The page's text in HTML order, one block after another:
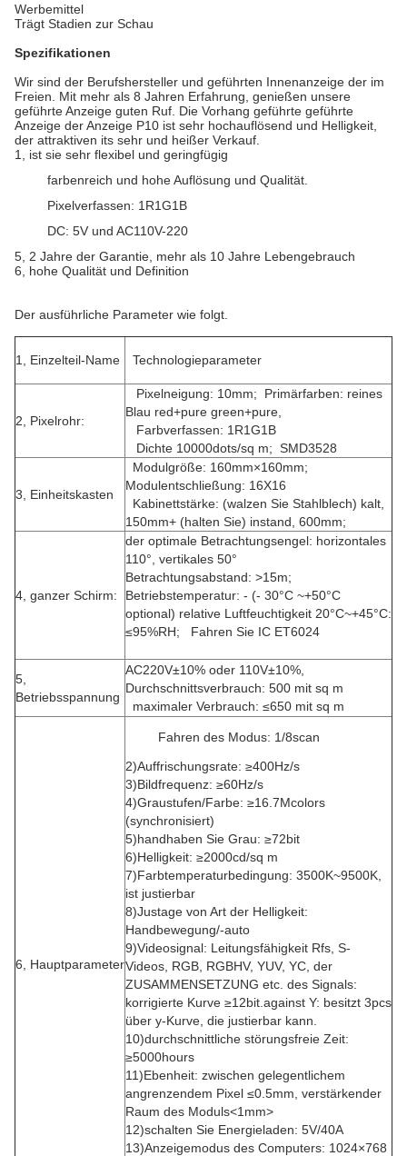
Werbemittel
Trägt Stadien zur Schau
Spezifikationen
Wir sind der Berufshersteller und geführten Innenanzeige der im
Freien. Mit mehr als 8 Jahren Erfahrung, genießen unsere
geführte Anzeige guten Ruf. Die Vorhang geführte geführte
Anzeige der Anzeige P10 ist sehr hochauflösend und Helligkeit,
der attraktiven its sehr und heißer Verkauf.
1, ist sie sehr flexibel und geringfügig
farbenreich und hohe Auflösung und Qualität.
Pixelverfassen: 1R1G1B
DC: 5V und AC110V-220
5, 2 Jahre der Garantie, mehr als 10 Jahre Lebengebrauch
6, hohe Qualität und Definition
Der ausführliche Parameter wie folgt.
1, Einzelteil-Name Technologieparameter
2, Pixelrohr:
Pixelneigung: 10mm; Primärfarben: reines
Blau red+pure green+pure,
Farbverfassen: 1R1G1B
Dichte 10000dots/sq m; SMD3528
3, Einheitskasten
Modulgröße: 160mm×160mm;
Modulentschließung: 16X16
Kabinettstärke: (walzen Sie Stahlblech) kalt,
150mm+ (halten Sie) instand, 600mm;
4, ganzer Schirm:
der optimale Betrachtungsengel: horizontales
110°, vertikales 50°
Betrachtungsabstand: >15m;
Betriebstemperatur: - (- 30°C ~+50°C
optional) relative Luftfeuchtigkeit 20°C~+45°C:
≤95%RH; Fahren Sie IC ET6024
5,
Betriebsspannung
AC220V±10% oder 110V±10%,
Durchschnittsverbrauch: 500 mit sq m
maximaler Verbrauch: ≤650 mit sq m
6, Hauptparameter
Fahren des Modus: 1/8scan
2)Auffrischungsrate: ≥400Hz/s
3)Bildfrequenz: ≥60Hz/s
4)Graustufen/Farbe: ≥16.7Mcolors
(synchronisiert)
5)handhaben Sie Grau: ≥72bit
6)Helligkeit: ≥2000cd/sq m
7)Farbtemperaturbedingung: 3500K~9500K,
ist justierbar
8)Justage von Art der Helligkeit:
Handbewegung/-auto
9)Videosignal: Leitungsfähigkeit Rfs, S-
Videos, RGB, RGBHV, YUV, YC, der
ZUSAMMENSETZUNG etc. des Signals:
korrigierte Kurve ≥12bit.against Y: besitzt 3pcs
über y-Kurve, die justierbar kann.
10)durchschnittliche störungsfreie Zeit:
≥5000hours
11)Ebenheit: zwischen gelegentlichem
angrenzendem Pixel ≤0.5mm, verstärkender
Raum des Moduls<1mm>
12)schalten Sie Energieladen: 5V/40A
13)Anzeigemodus des Computers: 1024×768